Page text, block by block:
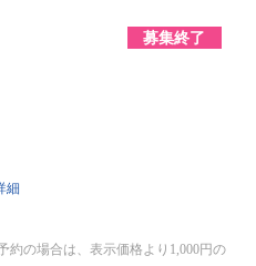
募集終了
細
の場合は、表示価格より1,000円の